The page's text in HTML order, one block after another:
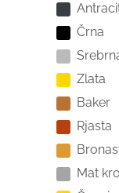
Črna
Zlata
Baker
Rjasta
Mat